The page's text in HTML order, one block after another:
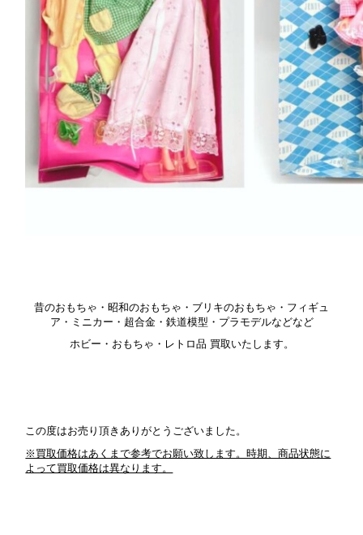
昔のおもちゃ・昭和のおもちゃ・ブリキのおもちゃ・フィギュ
ア・ミニカー・超合金・鉄道模型・プラモデルなどなど
ホビー・おもちゃ・レトロ品 買取いたします。
この度はお売り頂きありがとうございました。
※買取価格はあくまで参考でお願い致します。時期、商品状態に
よって買取価格は異なります。